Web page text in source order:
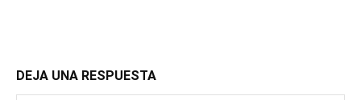
DEJA UNA RESPUESTA